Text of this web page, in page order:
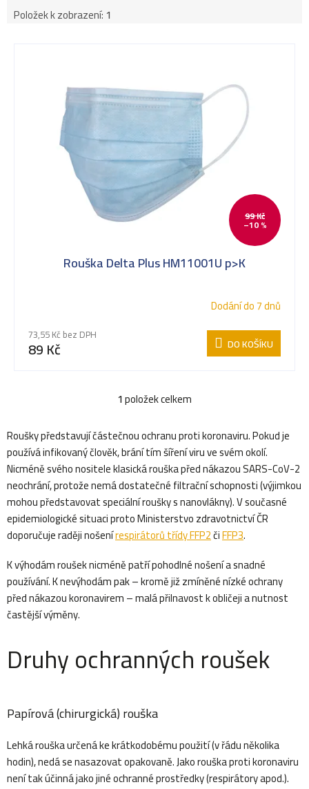
o
Položek k zobrazení:1
d
u
k
t
ů
99 Kč
–10 %
Rouška Delta Plus HM11001U p>K
Dodání do 7 dnů
73,55 Kč bez DPH
89 Kč DO KOŠÍKU
O
v
l
á
d
a
c
í
p
k
v
p
i
1položek celkem
Roušky představují částečnou ochranu proti koronaviru. Pokud je
používá infikovaný člověk, brání tím šíření viru ve svém okolí.
Nicméně svého nositele klasická rouška před nákazou SARS-CoV-2
neochrání, protože nemá dostatečné filtrační schopnosti (výjimkou
mohou představovat speciální roušky s nanovlákny). V současné
epidemiologické situaci proto Ministerstvo zdravotnictví ČR
doporučuje raději nošenírespirátorů třídy FFP2čiFFP3.
K výhodám roušek nicméně patří pohodlné nošení a snadné
používání. K nevýhodám pak – kromě již zmíněné nízké ochrany
před nákazou koronavirem – malá přilnavost k obličeji a nutnost
častější výměny.
Druhy ochranných roušek
Papírová (chirurgická) rouška
Lehká rouška určená ke krátkodobému použití (v řádu několika
hodin), nedá se nasazovat opakovaně. Jako rouška proti koronaviru
není tak účinná jako jiné ochranné prostředky (respirátory apod.).